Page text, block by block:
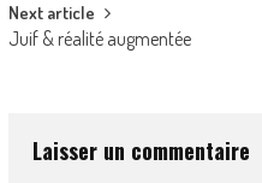
Next article
Juif & réalité augmentée
Laisser un commentaire